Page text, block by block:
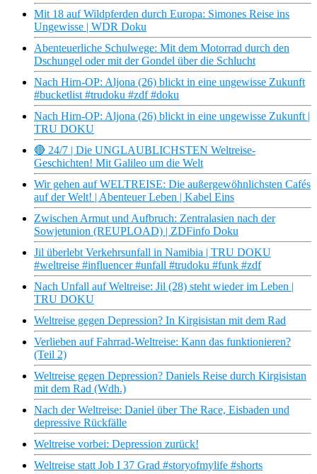
Mit 18 auf Wildpferden durch Europa: Simones Reise ins
Ungewisse | WDR Doku
Abenteuerliche Schulwege: Mit dem Motorrad durch den
Dschungel oder mit der Gondel über die Schlucht
Nach Hirn-OP: Aljona (26) blickt in eine ungewisse Zukunft
#bucketlist #trudoku #zdf #doku
Nach Hirn-OP: Aljona (26) blickt in eine ungewisse Zukunft |
TRU DOKU
🔴 24/7 | Die UNGLAUBLICHSTEN Weltreise-
Geschichten! Mit Galileo um die Welt
Wir gehen auf WELTREISE: Die außergewöhnlichsten Cafés
auf der Welt! | Abenteuer Leben | Kabel Eins
Zwischen Armut und Aufbruch: Zentralasien nach der
Sowjetunion (REUPLOAD) | ZDFinfo Doku
Jil überlebt Verkehrsunfall in Namibia | TRU DOKU
#weltreise #influencer #unfall #trudoku #funk #zdf
Nach Unfall auf Weltreise: Jil (28) steht wieder im Leben |
TRU DOKU
Weltreise gegen Depression? In Kirgisistan mit dem Rad
Verlieben auf Fahrrad-Weltreise: Kann das funktionieren?
(Teil 2)
Weltreise gegen Depression? Daniels Reise durch Kirgisistan
mit dem Rad (Wdh.)
Nach der Weltreise: Daniel über The Race, Eisbaden und
depressive Rückfälle
Weltreise vorbei: Depression zurück!
Weltreise statt Job I 37 Grad #storyofmylife #shorts